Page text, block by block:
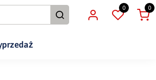
0 0